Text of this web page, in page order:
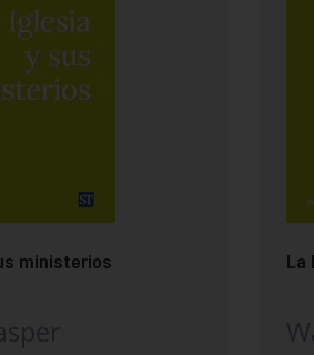
ministerios La